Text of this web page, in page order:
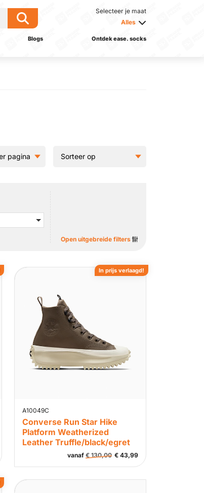
Selecteer je maat
Alles
Blogs Ontdek ease. socks
Open uitgebreide filters
A10049C
Converse Run Star Hike
Platform Weatherized
Leather Truffle/black/egret
vanaf €130,00 € 43,99
In prijs verlaagd!